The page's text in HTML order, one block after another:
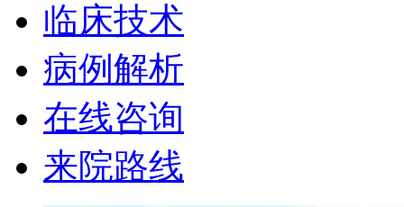
临床技术
病例解析
在线咨询
来院路线